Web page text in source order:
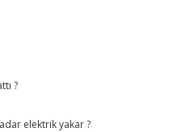
?
elektrik yakar ?